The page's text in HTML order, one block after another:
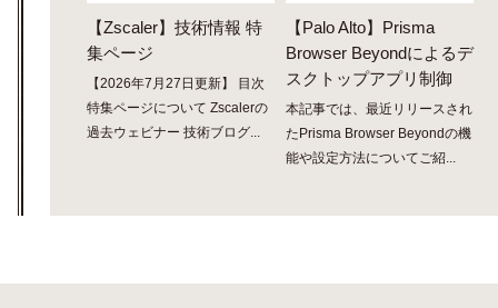
【Zscaler】技術情報 特
集ページ
【2026年7月27日更新】 目次
特集ページについて Zscalerの
過去ウェビナー 技術ブログ...
【Palo Alto】Prisma
Browser Beyondによるデ
スクトップアプリ制御
本記事では、最近リリースされ
たPrisma Browser Beyondの機
能や設定方法についてご紹...